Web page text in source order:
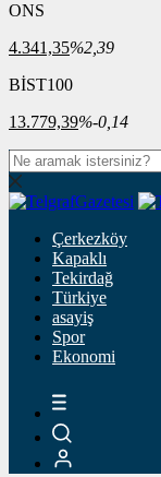
ONS
4.341,35%2,39
BİST100
13.779,39%-0,14
Çerkezköy
Kapaklı
Tekirdağ
Türkiye
asayiş
Spor
Ekonomi